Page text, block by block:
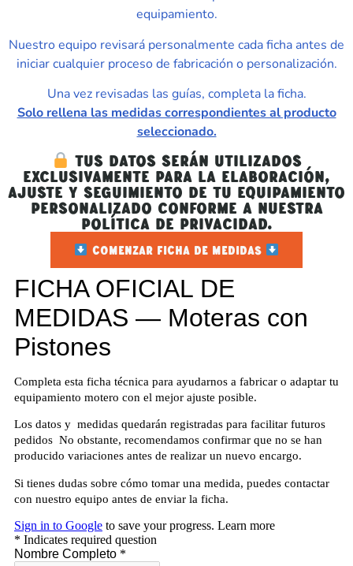
equipamiento.
Nuestro equipo revisará personalmente cada ficha antes de
iniciar cualquier proceso de fabricación o personalización.
Una vez revisadas las guías, completa la ficha.
Solo rellena las medidas correspondientes al producto
seleccionado.
Tus datos serán utilizados
exclusivamente para la elaboración,
ajuste y seguimiento de tu equipamiento
personalizado conforme a nuestra
Política de Privacidad.
COMENZAR FICHA DE MEDIDAS